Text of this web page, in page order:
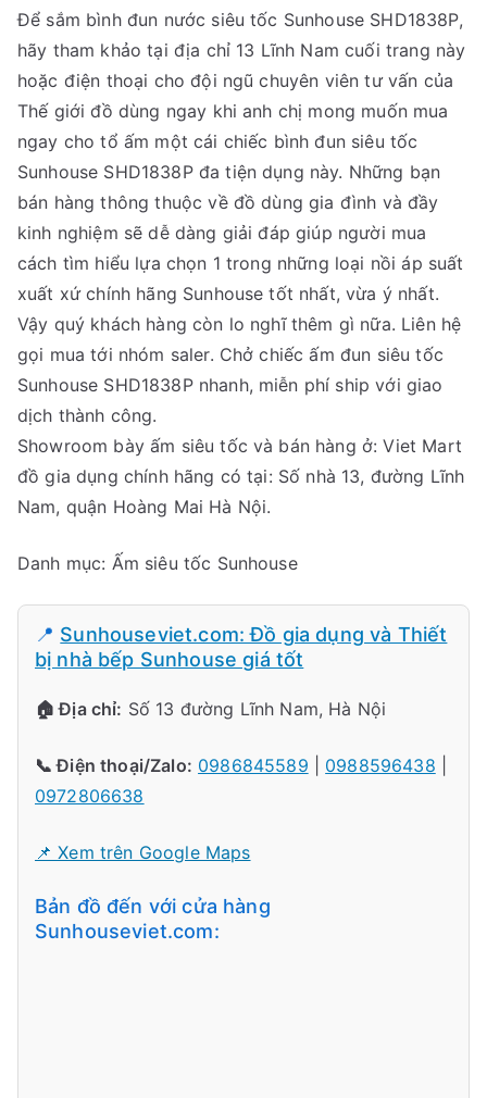
Để sắm bình đun nước siêu tốc Sunhouse SHD1838P,
hãy tham khảo tại địa chỉ 13 Lĩnh Nam cuối trang này
hoặc điện thoại cho đội ngũ chuyên viên tư vấn của
Thế giới đồ dùng ngay khi anh chị mong muốn mua
ngay cho tổ ấm một cái chiếc bình đun siêu tốc
Sunhouse SHD1838P đa tiện dụng này. Những bạn
bán hàng thông thuộc về đồ dùng gia đình và đầy
kinh nghiệm sẽ dễ dàng giải đáp giúp người mua
cách tìm hiểu lựa chọn 1 trong những loại nồi áp suất
xuất xứ chính hãng Sunhouse tốt nhất, vừa ý nhất.
Vậy quý khách hàng còn lo nghĩ thêm gì nữa. Liên hệ
gọi mua tới nhóm saler. Chở chiếc ấm đun siêu tốc
Sunhouse SHD1838P nhanh, miễn phí ship với giao
dịch thành công.
Showroom bày ấm siêu tốc và bán hàng ở: Viet Mart
đồ gia dụng chính hãng có tại: Số nhà 13, đường Lĩnh
Nam, quận Hoàng Mai Hà Nội.
Danh mục: Ấm siêu tốc Sunhouse
📍 Sunhouseviet.com: Đồ gia dụng và Thiết
bị nhà bếp Sunhouse giá tốt
🏠 Địa chỉ: Số 13 đường Lĩnh Nam, Hà Nội
📞 Điện thoại/Zalo: 0986845589 0988596438
0972806638
📌 Xem trên Google Maps
Bản đồ đến với cửa hàng
Sunhouseviet.com: